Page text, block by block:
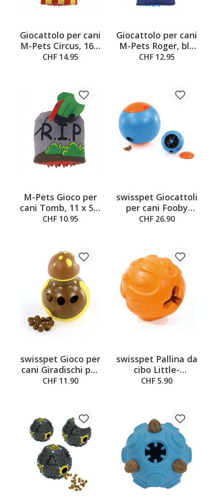
Giocattolo per cani
M-Pets Circus, 16 x
5,5 x 26 cm
CHF 14.95
Giocattolo per cani
M-Pets Roger, blu
e grigio, 11,7 x 5 x
CHF 12.95
M-Pets Gioco per
cani Tomb, 11 x 5 x
16 cm
CHF 10.95
swisspet Giocattoli
per cani Fooby
Snack Distributore
CHF 26.90
swisspet Gioco per
cani Giradischi per
cibo Tumb
CHF 11.90
swisspet Pallina da
cibo Little-
Monster, ø8.5cm
CHF 5.90